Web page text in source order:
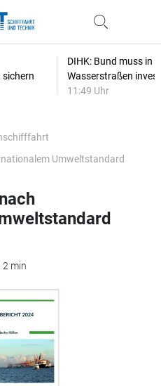
sichern
DIHK: Bund muss in
Wasserstraßen
11:49 Uhr
Umweltstandard
2 min